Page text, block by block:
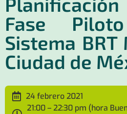
Fase
Sistema BRT
Ciudad de
24 febrero 2021
21:00 – 22:30 pm (hora